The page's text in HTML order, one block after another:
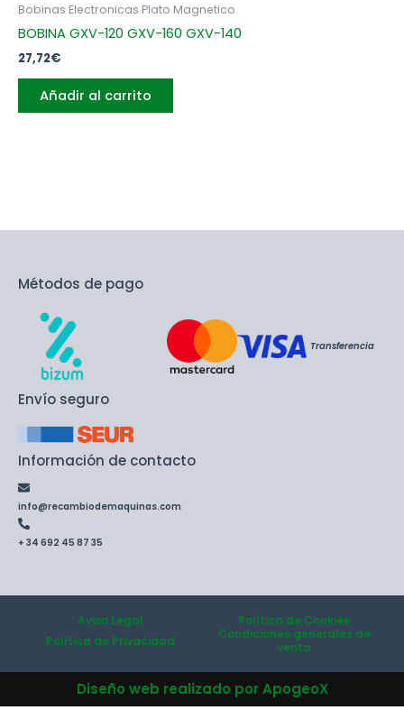
Bobinas Electronicas Plato Magnetico
BOBINA GXV-120 GXV-160 GXV-140
27,72€
Añadir al carrito
Métodos de pago
Transferencia
Envío seguro
Información de contacto
info@recambiodemaquinas.com
+ 34 692 45 87 35
Aviso Legal
Política de Cookies
Política de Privacidad
Condiciones generales de
venta
Diseño web realizado por ApogeoX